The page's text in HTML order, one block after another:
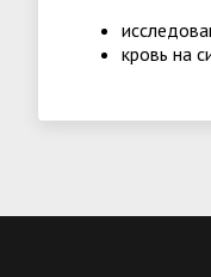
кровь на